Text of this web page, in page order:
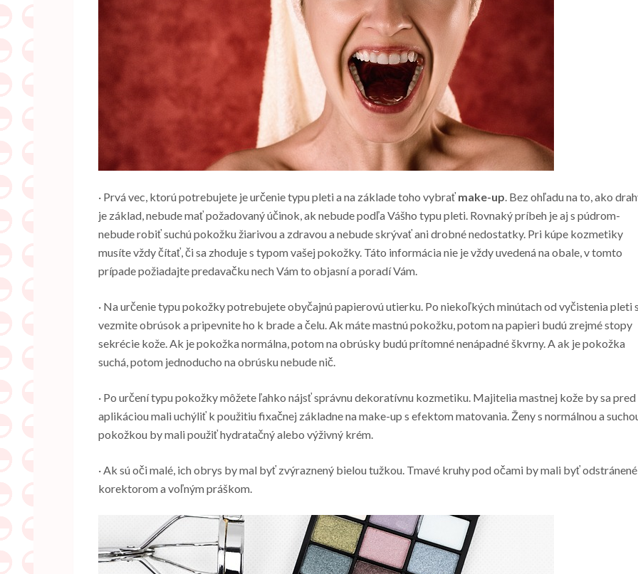
· Prvá vec, ktorú potrebujete je určenie typu pleti a na základe toho vybrať make-up . Bez ohľadu na to, ako
je základ, nebude mať požadovaný účinok, ak nebude podľa Vášho typu pleti. Rovnaký príbeh je aj s púdrom-
nebude robiť suchú pokožku žiarivou a zdravou a nebude skrývať ani drobné nedostatky. Pri kúpe kozmetiky
musíte vždy čítať, či sa zhoduje s typom vašej pokožky. Táto informácia nie je vždy uvedená na obale, v tomto
prípade požiadajte predavačku nech Vám to objasní a poradí Vám.
· Na určenie typu pokožky potrebujete obyčajnú papierovú utierku. Po niekoľkých minútach od vyčistenia pleti
vezmite obrúsok a pripevnite ho k brade a čelu. Ak máte mastnú pokožku, potom na papieri budú zrejmé stopy
sekrécie kože. Ak je pokožka normálna, potom na obrúsky budú prítomné nenápadné škvrny. A ak je pokožka
suchá, potom jednoducho na obrúsku nebude nič.
· Po určení typu pokožky môžete ľahko nájsť správnu dekoratívnu kozmetiku. Majitelia mastnej kože by sa pred
aplikáciou mali uchýliť k použitiu fixačnej základne na make-up s efektom matovania. Ženy s normálnou a
pokožkou by mali použiť hydratačný alebo výživný krém.
· Ak sú oči malé, ich obrys by mal byť zvýraznený bielou tužkou. Tmavé kruhy pod očami by mali byť odstránené
korektorom a voľným práškom.